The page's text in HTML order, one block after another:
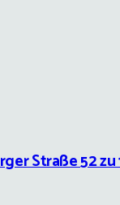
Straße 52